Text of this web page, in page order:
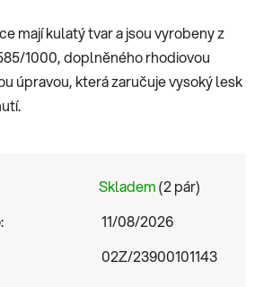
mají kulatý tvar a jsou vyrobeny z
1000, doplněného rhodiovou
úpravou, která zaručuje vysoký lesk
Skladem(2 pár)
11/08/2026
02Z/23900101143